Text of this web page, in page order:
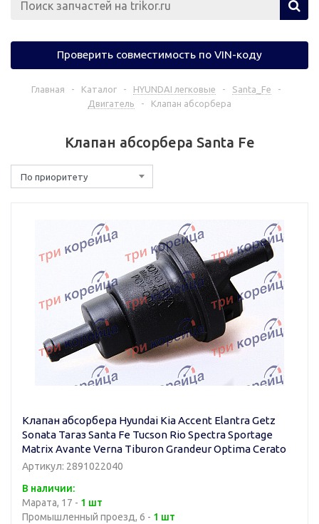
Проверить совместимость по VIN-коду
Главная - Каталог - HYUNDAI легковые - Santa_Fe
-
Двигатель
- Клапан абсорбера
Клапан абсорбера Santa Fe
По приоритету
Клапан абсорбера Hyundai Kia Accent Elantra Getz
Sonata Тагаз Santa Fe Tucson Rio Spectra Sportage
Matrix Avante Verna Tiburon Grandeur Optima Cerato
Артикул: 2891022040
В наличии:
Марата, 17 - 1 шт
Промышленный проезд, 6 - 1 шт